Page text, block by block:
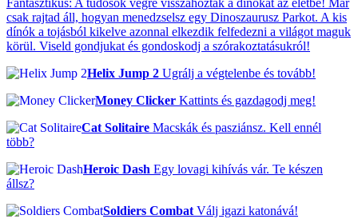
Fantasztikus: A tudósok végre visszahozták a dínókat az életbe! Már
csak rajtad áll, hogyan menedzselsz egy Dinoszaurusz Parkot. A kis
dínók a tojásból kikelve azonnal elkezdik felfedezni a világot maguk
körül. Viseld gondjukat és gondoskodj a szórakoztatásukról!
Helix Jump 2 Ugrálj a végtelenbe és tovább!
Money Clicker Kattints és gazdagodj meg!
Cat Solitaire Macskák és pasziánsz. Kell ennél
több?
Heroic Dash Egy lovagi kihívás vár. Te készen
állsz?
Soldiers Combat Válj igazi katonává!